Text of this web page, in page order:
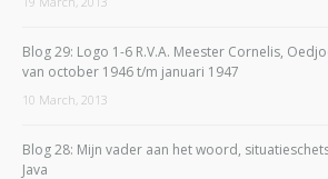
Blog 29: Logo 1-6 R.V.A. Meester Cornelis,
van october 1946 t/m januari 1947
10 March, 2013
Blog 28: Mijn vader aan het woord,
Java